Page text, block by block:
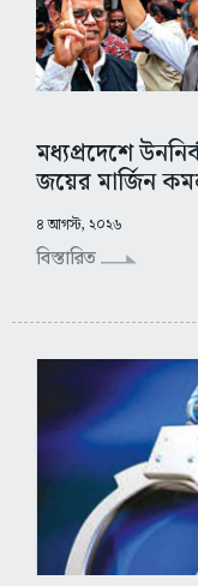
মধ্যপ্রদেশে
জয়ের মার্জিন
৪ আগস্ট, ২০২৬
বিস্তারিত